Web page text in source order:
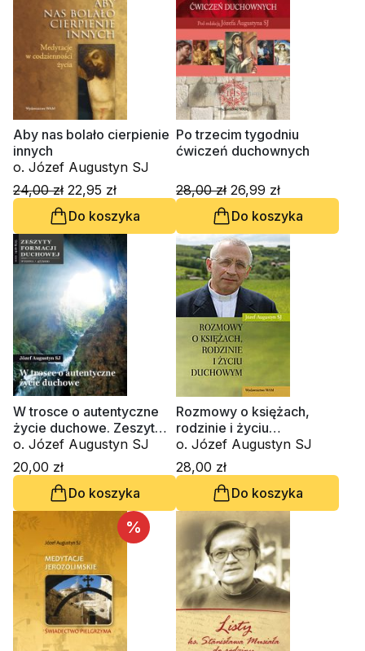
Aby nas bolało cierpienie
innych
o. Józef Augustyn SJ
24,00 zł 22,95 zł
Do koszyka
Po trzecim tygodniu
ćwiczeń duchownych
28,00 zł 26,99 zł
Do koszyka
W trosce o autentyczne
życie duchowe. Zeszyt
Formacji Duchowej nr 47
o. Józef Augustyn SJ
20,00 zł
Do koszyka
Rozmowy o księżach,
rodzinie i życiu
duchowym
o. Józef Augustyn SJ
28,00 zł
Do koszyka
%